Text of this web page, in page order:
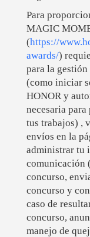
Para
MAGIC
(https://
awards/)
para la
(como iniciar
HONOR y
necesaria
tus trabajos) ,
envíos en la
administrar tu
comunicación
concurso,
concurso y
caso de
concurso,
manejo de